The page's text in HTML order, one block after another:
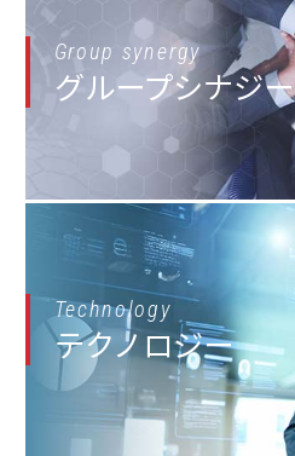
Group synergy
グループシナジー
Technology
テクノロジー